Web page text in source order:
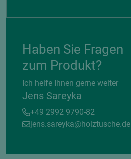
Haben Sie Fragen
zum Produkt?
Ich helfe Ihnen gerne weiter
Jens Sareyka
+49 2992 9790-82
jens.sareyka@holztusche.de